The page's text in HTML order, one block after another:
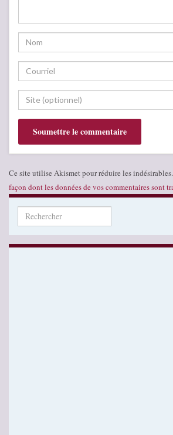
Ce site utilise Akismet pour réduire les indésirables.
façon dont les données de vos commentaires sont
Search for: